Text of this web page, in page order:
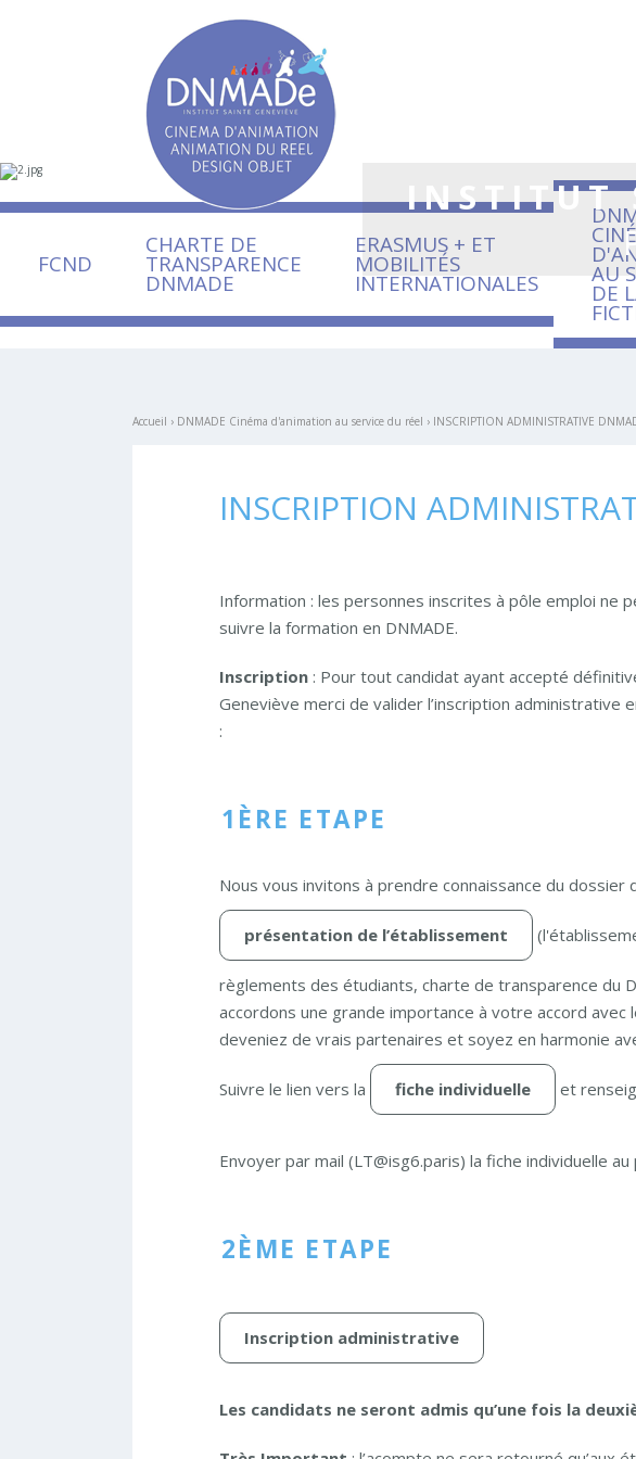
INSTITUT
FCND
CHARTE DE
TRANSPARENCE
DNMADE
ERASMUS + ET
MOBILITÉS
INTERNATIONALES AU
DE
Accueil › DNMADE Cinéma d'animation au service du réel › INSCRIPTION ADMINISTRATIVE
INSCRIPTION
Information : les personnes inscrites à pôle emploi ne
suivre la formation en DNMADE.
Inscription : Pour tout candidat ayant accepté
Geneviève merci de valider l’inscription administrative
:
1ÈRE ETAPE
Nous vous invitons à prendre connaissance du dossier
présentation de l’établissement
règlements des étudiants, charte de transparence du
accordons une grande importance à votre accord
deveniez de vrais partenaires et soyez en harmonie
Suivre le lien vers la fiche individuelle et
Envoyer par mail (LT@isg6.paris) la fiche individuelle au
2ÈME ETAPE
Inscription administrative
Les candidats ne seront admis qu’une fois la